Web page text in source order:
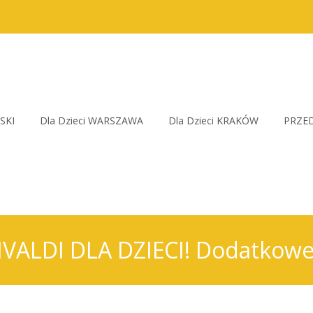
Dla Dzieci WARSZAWA Dla Dzieci KRAKÓW
DLA DZIECI!